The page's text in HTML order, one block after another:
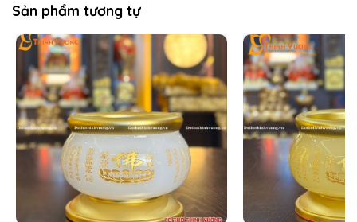
Sản phẩm tương tự